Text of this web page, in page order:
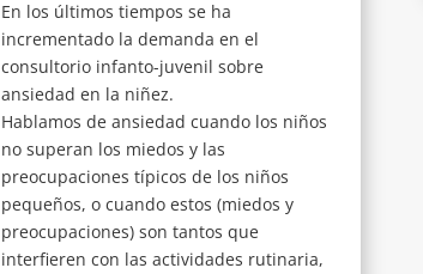
En los últimos tiempos se ha
incrementado la demanda en el
consultorio infanto-juvenil sobre
ansiedad en la niñez.
Hablamos de ansiedad cuando los niños
no superan los miedos y las
preocupaciones típicos de los niños
pequeños, o cuando estos (miedos y
preocupaciones) son tantos que
interfieren con las actividades rutinaria,